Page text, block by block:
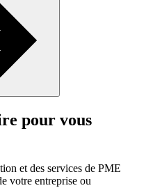
pour vous
et des services de PME
votre entreprise ou